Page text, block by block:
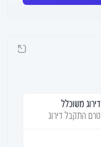
דירוג משוכלל
טרם התקבל דירוג